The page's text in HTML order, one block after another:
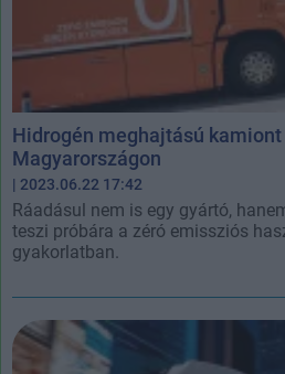
Hidrogén meghajtású
Magyarországon
| 2023.06.22 17:42
Ráadásul nem is egy gyártó,
teszi próbára a zéró emissziós
gyakorlatban.